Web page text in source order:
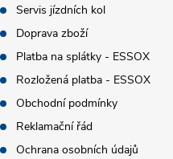
Servis jízdních kol
Doprava zboží
Platba na splátky - ESSOX
Rozložená platba - ESSOX
Obchodní podmínky
Reklamační řád
Ochrana osobních údajů